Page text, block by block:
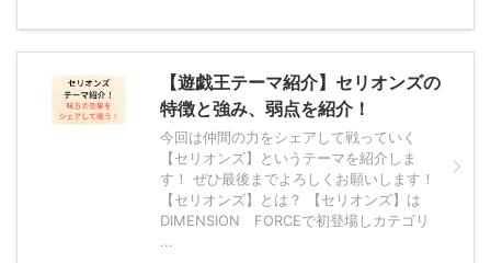
【遊戯王テーマ紹介】セリオンズの
特徴と強み、弱点を紹介！
今回は仲間の力をシェアして戦っていく
【セリオンズ】というテーマを紹介しま
す！ ぜひ最後までよろしくお願いします！
【セリオンズ】とは？ 【セリオンズ】は
DIMENSION FORCEで初登場しカテゴリ
...